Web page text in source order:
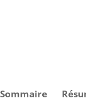
Sommaire